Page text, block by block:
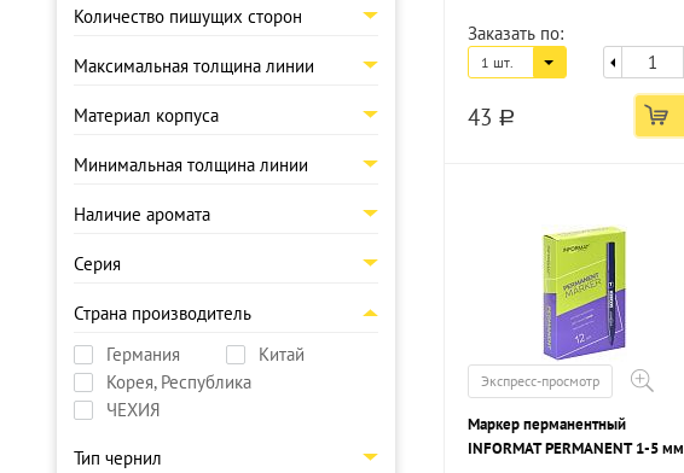
Количество пишущих сторон
Максимальная толщина линии
Материал корпуса
Минимальная толщина линии
Наличие аромата
Серия
Страна производитель
Германия
Китай
Корея, Республика
ЧЕХИЯ
Тип чернил
Заказать по:
1 шт.
43 a
Экспресс-просмотр
Маркер перманентный
INFORMAT PERMANENT 1-5 мм